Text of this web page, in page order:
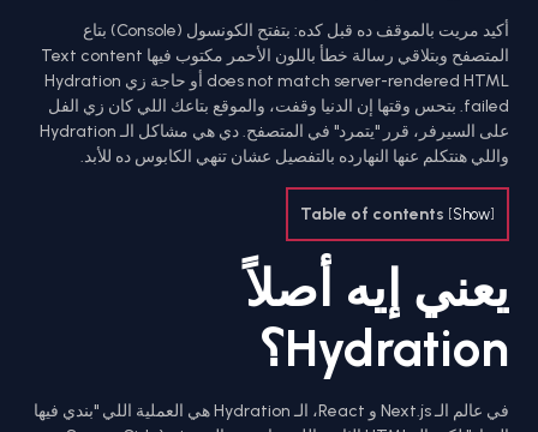
أكيد مريت بالموقف ده قبل كده: بتفتح الكونسول (Console) بتاع
المتصفح وبتلاقي رسالة خطأ باللون الأحمر مكتوب فيها Text content
does not match server-rendered HTML أو حاجة زي Hydration
failed. بتحس وقتها إن الدنيا وقفت، والموقع بتاعك اللي كان زي الفل
على السيرفر، قرر "يتمرد" في المتصفح. دي هي مشاكل الـ Hydration
واللي هنتكلم عنها النهارده بالتفصيل عشان تنهي الكابوس ده للأبد.
Table of contents [Show]
يعني إيه أصلاً
Hydration؟
في عالم الـ Next.js و React، الـ Hydration هي العملية اللي "بندي فيها